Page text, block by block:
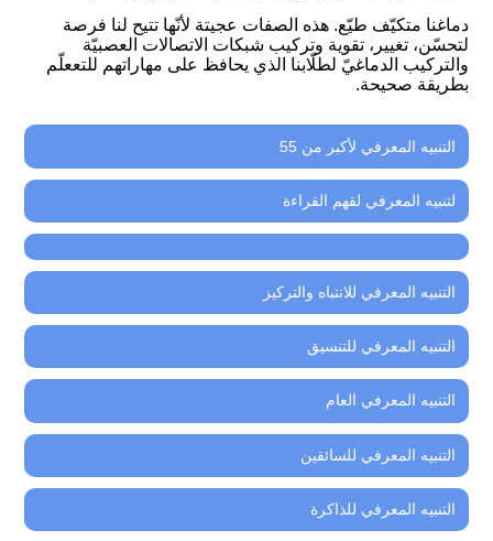
دماغنا متكيّف طيّع. هذه الصفات عجيتة لأنّها تتيح لنا فرصة
لتحسّن، تغيير، تقوية وتركيب شبكات الاتصالات العصبيّة
والتركيب الدماغيّ لطلّابنا الذي يحافظ على مهاراتهم للتععلّم
بطريقة صحيحة.
التنبيه المعرفي لأكبر من 55
لتنبيه المعرفي لقهم القراءة
التنبيه المعرفي للانتباه والتركيز
التنبيه المعرفي للتنسيق
التنبيه المعرفي العام
التنبيه المعرفي للسائقين
التنبيه المعرفي للذاكرة